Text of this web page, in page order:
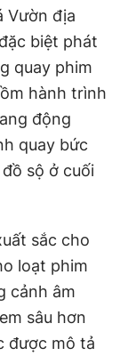
Vườn địa
biệt phát
quay phim
hành trình
động
quay bức
sộ ở cuối
sắc cho
loạt phim
cảnh âm
sâu hơn
được mô tả